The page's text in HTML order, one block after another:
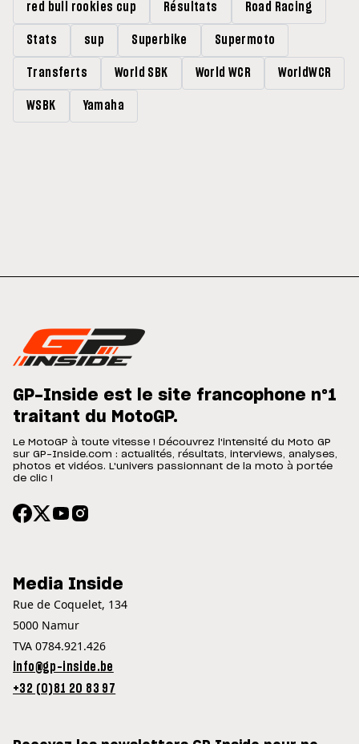
red bull rookies cup Résultats Road Racing
Stats sup Superbike Supermoto
Transferts World SBK World WCR WorldWCR
WSBK Yamaha
GP-Inside est le site francophone n°1
traitant du MotoGP.
Le MotoGP à toute vitesse ! Découvrez l'intensité du Moto GP
sur GP-Inside.com : actualités, résultats, interviews, analyses,
photos et vidéos. L'univers passionnant de la moto à portée
de clic !
Media Inside
Rue de Coquelet, 134
5000 Namur
TVA 0784.921.426
info@gp-inside.be
+32 (0)81 20 83 97